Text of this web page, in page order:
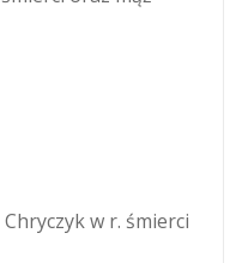
w r. śmierci